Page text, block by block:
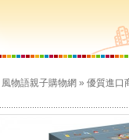
風物語親子購物網 » 優質進口